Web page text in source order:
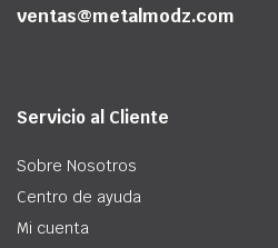
ventas@metalmodz.com
Servicio al Cliente
Sobre Nosotros
Centro de ayuda
Mi cuenta